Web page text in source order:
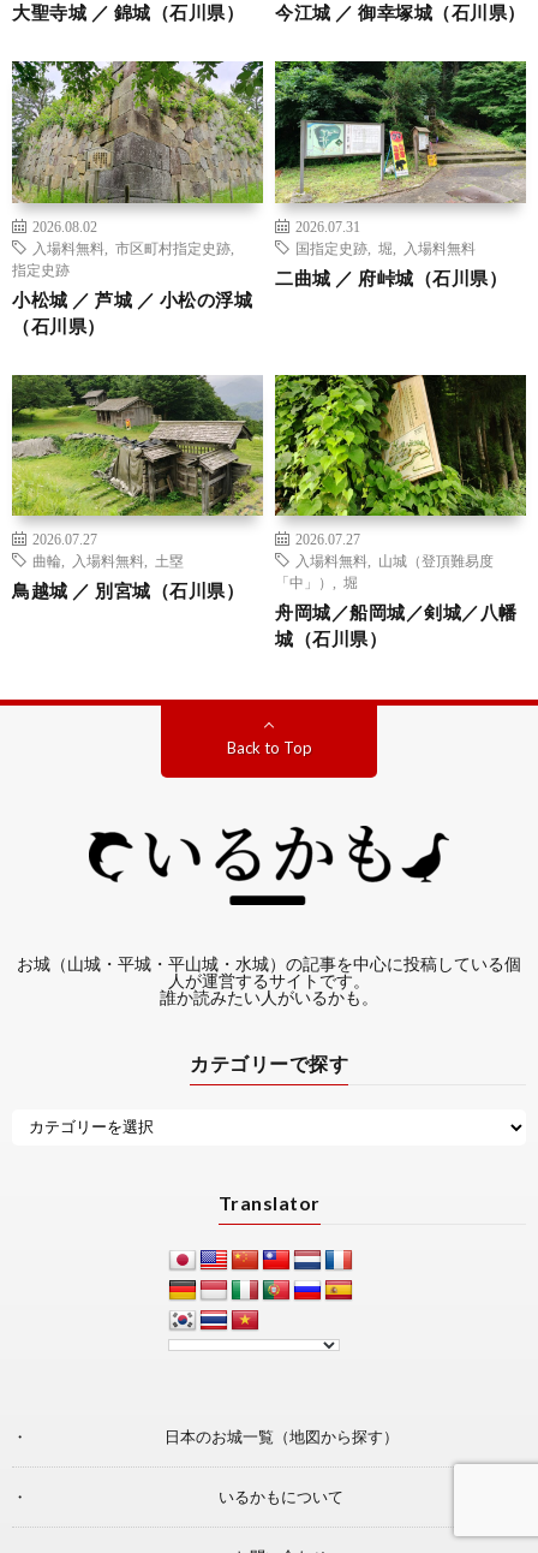
大聖寺城 ／ 錦城（石川県） 今江城 ／ 御幸塚城（石川県）
2026.08.02
入場料無料
市区町村指定史跡
指定史跡
小松城 ／ 芦城 ／ 小松の浮城
（石川県）
2026.07.31
国指定史跡
堀 入場料無料
二曲城 ／ 府峠城（石川県）
2026.07.27
曲輪
入場料無料 土塁
鳥越城 ／ 別宮城（石川県）
2026.07.27
入場料無料
山城（登頂難易度
「中」）
堀
舟岡城／船岡城／剣城／八幡
城（石川県）
Back to Top
お城（山城・平城・平山城・水城）の記事を中心に投稿している個
人が運営するサイトです。
誰か読みたい人がいるかも。
カテゴリーで探す
Translator
日本のお城一覧（地図から探す）
いるかもについて